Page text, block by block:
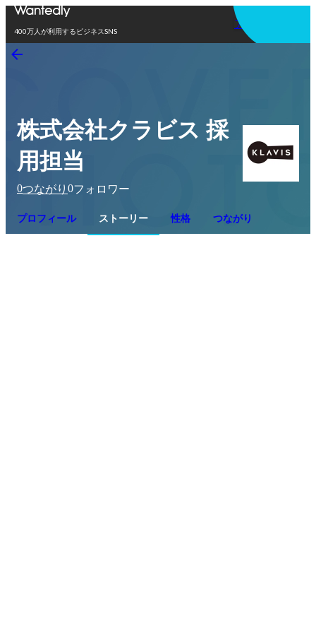
400万人が利用するビジネスSNS
アプリを使う
株式会社クラビス 採
用担当
0つながり 0フォロワー
プロフィール ストーリー 性格 つながり